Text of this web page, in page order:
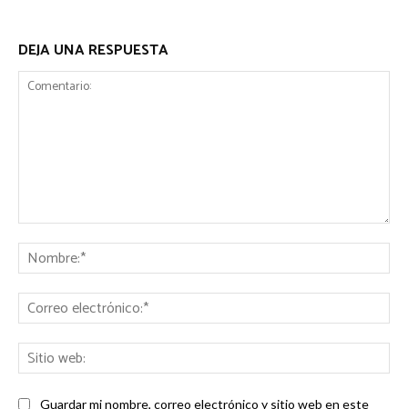
DEJA UNA RESPUESTA
Guardar mi nombre, correo electrónico y sitio web en este